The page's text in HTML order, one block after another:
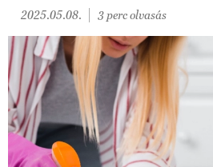
2025.05.08. 3 perc olvasás